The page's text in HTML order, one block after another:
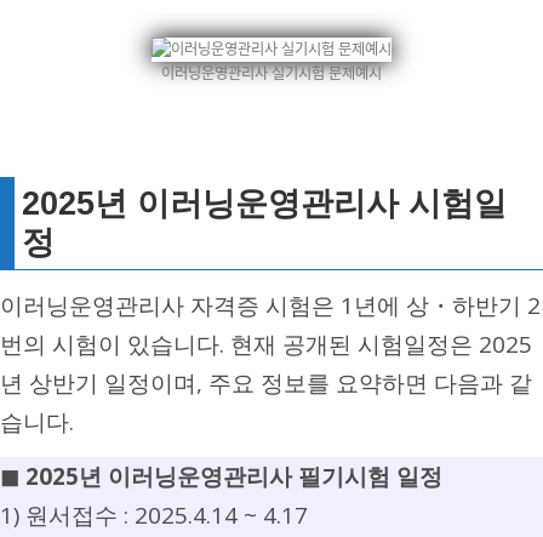
이러닝운영관리사 실기시험 문제예시
2025년 이러닝운영관리사 시험일
정
이러닝운영관리사 자격증 시험은 1년에 상・하반기 2
번의 시험이 있습니다. 현재 공개된 시험일정은 2025
년 상반기 일정이며, 주요 정보를 요약하면 다음과 같
습니다.
◼︎ 2025년 이러닝운영관리사 필기시험 일정
1) 원서접수 : 2025.4.14 ~ 4.17